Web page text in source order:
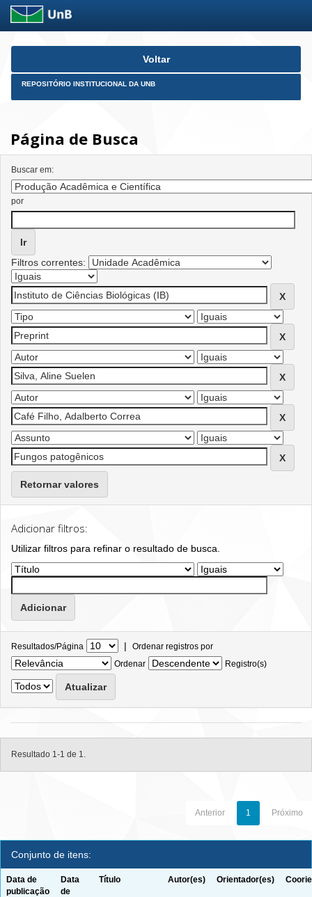
Skip
Voltar
REPOSITÓRIO INSTITUCIONAL DA UNB
Página de Busca
Buscar em:
por
Filtros correntes:
Retornar valores
Adicionar filtros:
Utilizar filtros para refinar o resultado de busca.
Resultados/Página | Ordenar registros por
Ordenar
Registro(s)
Resultado 1-1 de 1.
Anterior 1 Próximo
Conjunto de itens:
Data de
publicação
Data
de
Título Autor(es) Orientador(es)